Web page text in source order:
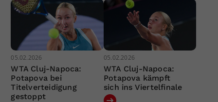
05.02.2026
WTA Cluj-Napoca:
Potapova bei
Titelverteidigung
gestoppt
05.02.2026
WTA Cluj-Napoca:
Potapova kämpft
sich ins Viertelfinale